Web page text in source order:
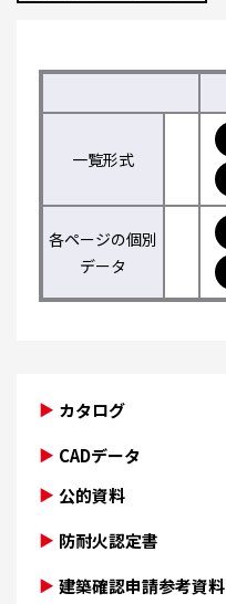
一覧形式
各ページの個別
データ
カタログ
CADデータ
公的資料
防耐火認定書
建築確認申請参考資料